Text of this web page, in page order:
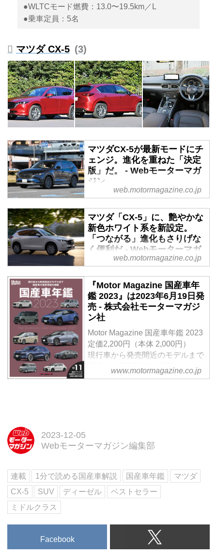
●WLTCモード燃費：13.0〜19.5km／L
●乗車定員：5名
マツダ CX-5 3
マツダCX-5が最新モードにチ
ェンジ。進化を重ねた「決定
版」だ。 - Webモーターマガ
ジン
2021年11月8日にマツダCX-5が
大幅改良を実施。新デザインに、
乗り心地と操縦性を向上させて、
さらに快適で上質なSUVへ進化を
遂げた。（Motor Magazine 2022
年3月号より）
web.motormagazine.co.jp
マツダ「CX-5」に、艶やかな
新色ホワイト系を新設定。
「つながる」進化もさりげな
く便利だ - Webモーターマガ
2022年10月14日、マツダは
「CX-5」の商品改良を発表し
た。改良内容は、新色の「ロジウ
ムホワイトプレミアムメタリッ
ク」の追加。「Apple CarPlayの
ワイヤレス対応」、「USB Type-
C端子」の追加である。
web.motormagazine.co.jp
『Motor Magazine 国産車年
鑑 2023』は2023年6月19日発
売 - 株式会社モーターマガジ
ン社
Motor Magazine 国産車年鑑 2023
定価2,200円（本体 2,000円）
現行車から発売間近のモデルまで
国産車の最新情報を網羅
全11国産ブランドの全乗用モデル
いる全ての国産ブランドのクルマ
日本国内で2023年下半期に発売
される注目モデルの「レクサス
LM」「レクサスLBX」などの詳
www.motormagazine.co.jp
2023-12-05
Webモーターマガジン編集部
連載 1分で読める国産車解説 国産車年鑑
マツダ
CX-5
SUV ディーゼル
ベストセラー
ミドルクラス
Facebook